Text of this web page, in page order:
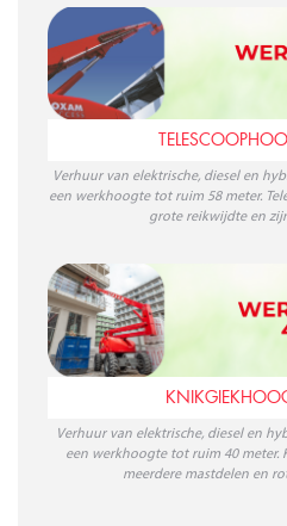
Verhuur van elektrische, diesel en
een werkhoogte tot ruim 58 meter.
grote reikwijdte en
Verhuur van elektrische, diesel en
een werkhoogte tot ruim 40 meter.
meerdere mastdelen en